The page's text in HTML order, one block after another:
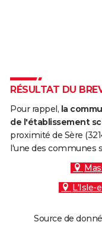
RÉSULTAT DU
Pour rappel, la
de l'établissement
proximité de Sère
l'une des communes
L'Isle-
Source de